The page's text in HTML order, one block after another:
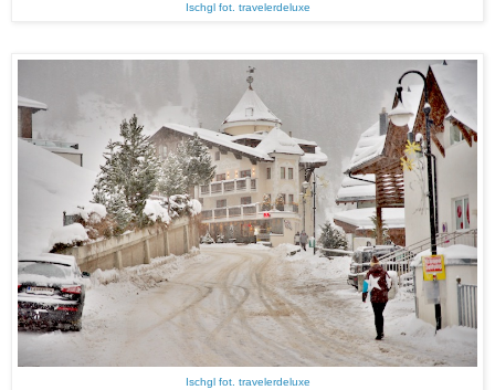
Ischgl fot. travelerdeluxe
Ischgl fot. travelerdeluxe